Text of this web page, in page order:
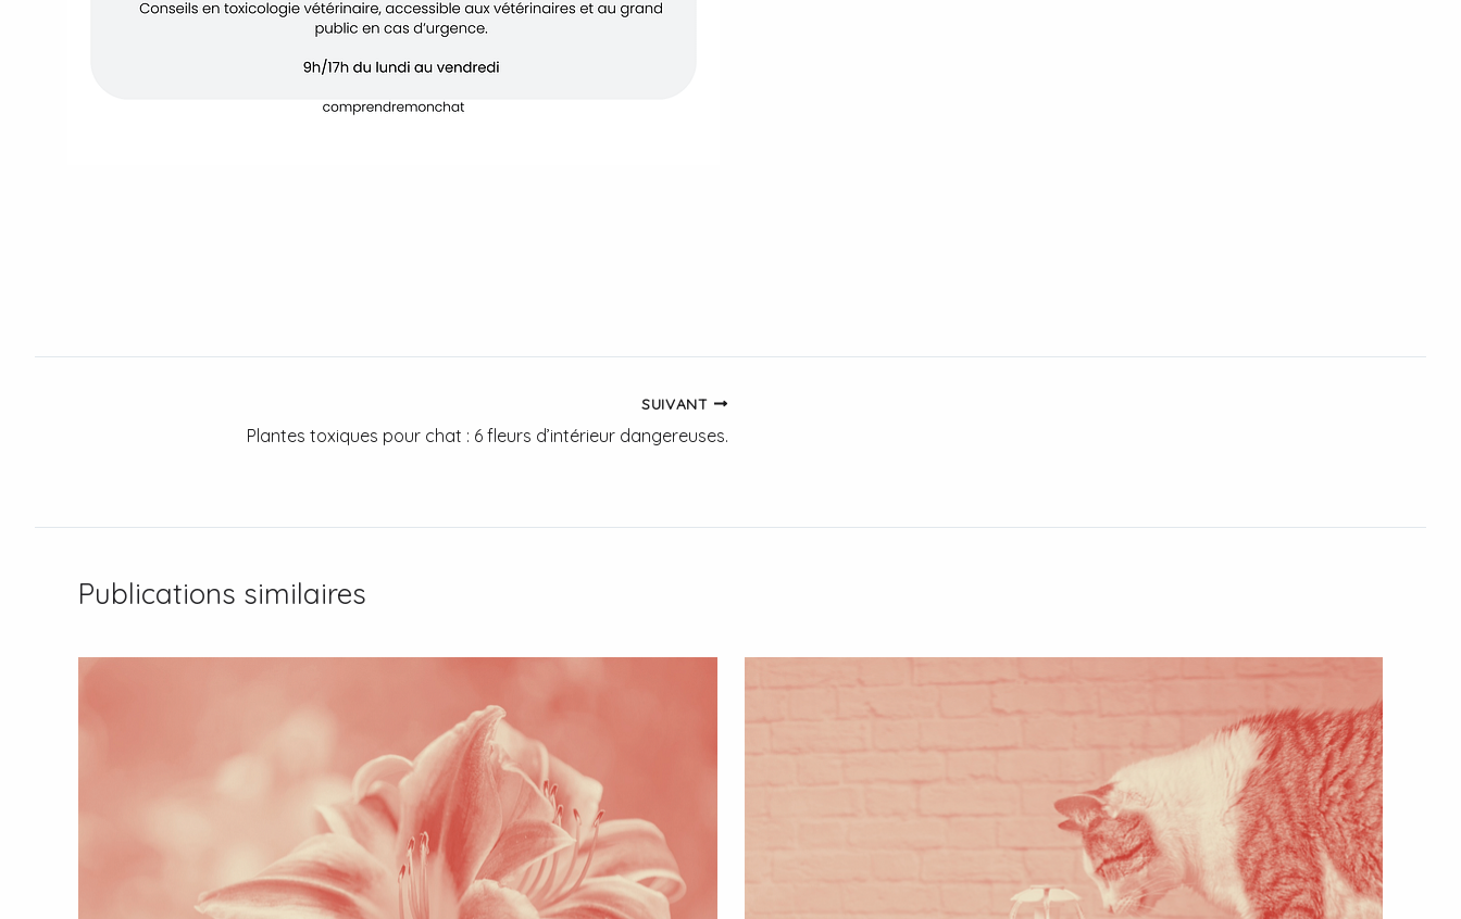
SUIVANT
Plantes toxiques pour chat : 6 fleurs d’intérieur dangereuses.
Publications similaires